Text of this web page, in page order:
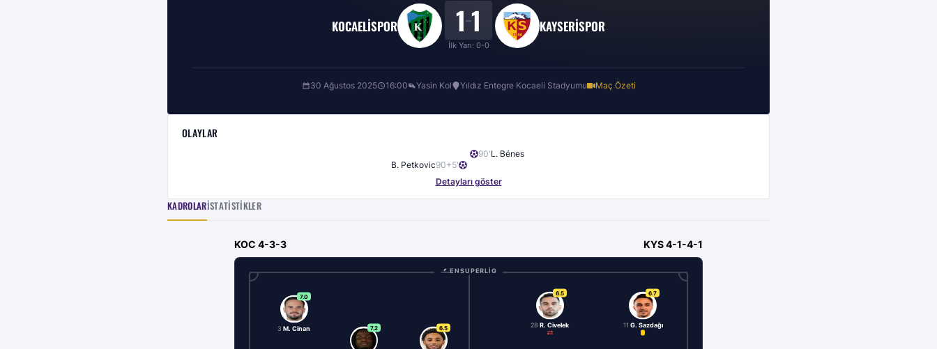
KOCAELISPOR 1–1
İlk Yarı: 0-0
KAYSERISPOR
30 Ağustos 2025 16:00 Yasin Kol Yıldız Entegre Kocaeli Stadyumu Maç Özeti
OLAYLAR
90'L. Bénes
B. Petkovic90+5'
Detayları göster
KADROLARİSTATISTIKLER
KOC 4-3-3 KYS4-1-4-1
ENSUPERLIG
7.0
3 M. Cinan 7.2 6.5
6.7
11 G. Sazdağı
6.5
28 R. Civelek